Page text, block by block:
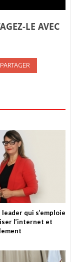
LE AVEC
PARTAGER
leader qui s’emploie
l’internet et